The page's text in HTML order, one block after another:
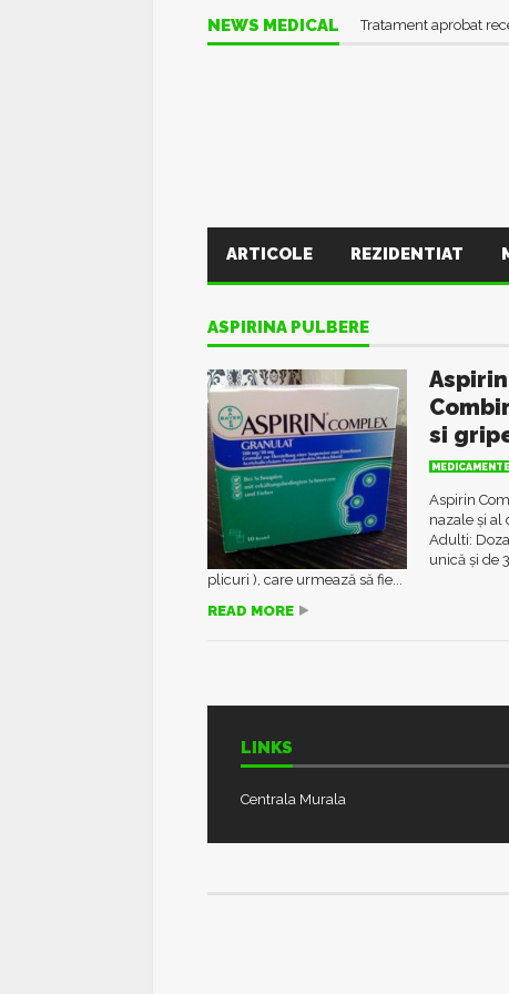
NEWS MEDICAL Tratament aprobat
ARTICOLE REZIDENTIAT
ASPIRINA PULBERE
si
MEDICAMENTE
Aspirin
nazale şi al
Adulti:
unică şi de
plicuri ), care urmează să fie...
READ MORE
LINKS
Centrala Murala